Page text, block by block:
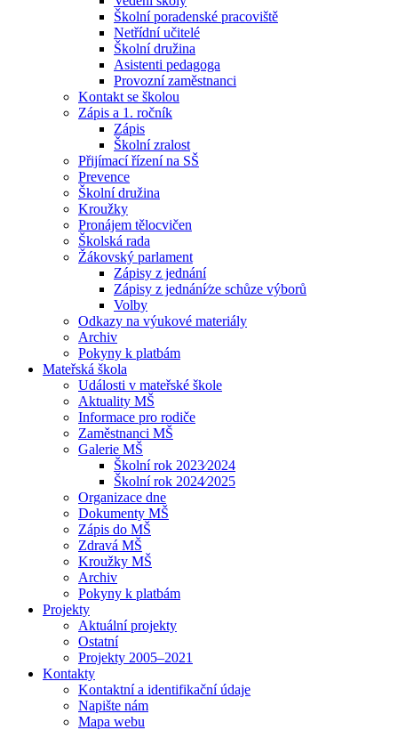
Školní poradenské pracoviště
Netřídní učitelé
Školní družina
Asistenti pedagoga
Provozní zaměstnanci
Kontakt se školou
Zápis a 1. ročník
Zápis
Školní zralost
Přijímací řízení na SŠ
Prevence
Školní družina
Kroužky
Pronájem tělocvičen
Školská rada
Žákovský parlament
Zápisy z jednání
Zápisy z jednání⁄ze schůze výborů
Volby
Odkazy na výukové materiály
Archiv
Pokyny k platbám
Mateřská škola
Události v mateřské škole
Aktuality MŠ
Informace pro rodiče
Zaměstnanci MŠ
Galerie MŠ
Školní rok 2023⁄2024
Školní rok 2024⁄2025
Organizace dne
Dokumenty MŠ
Zápis do MŠ
Zdravá MŠ
Kroužky MŠ
Archiv
Pokyny k platbám
Projekty
Aktuální projekty
Ostatní
Projekty 2005–2021
Kontakty
Kontaktní a identifikační údaje
Napište nám
Mapa webu